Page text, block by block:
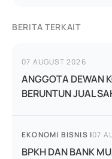
BERITA TERKAIT
07 AUGUST 2026
ANGGOTA DEWAN
BERUNTUN JUAL
EKONOMI BISNIS |07
BPKH DAN BANK